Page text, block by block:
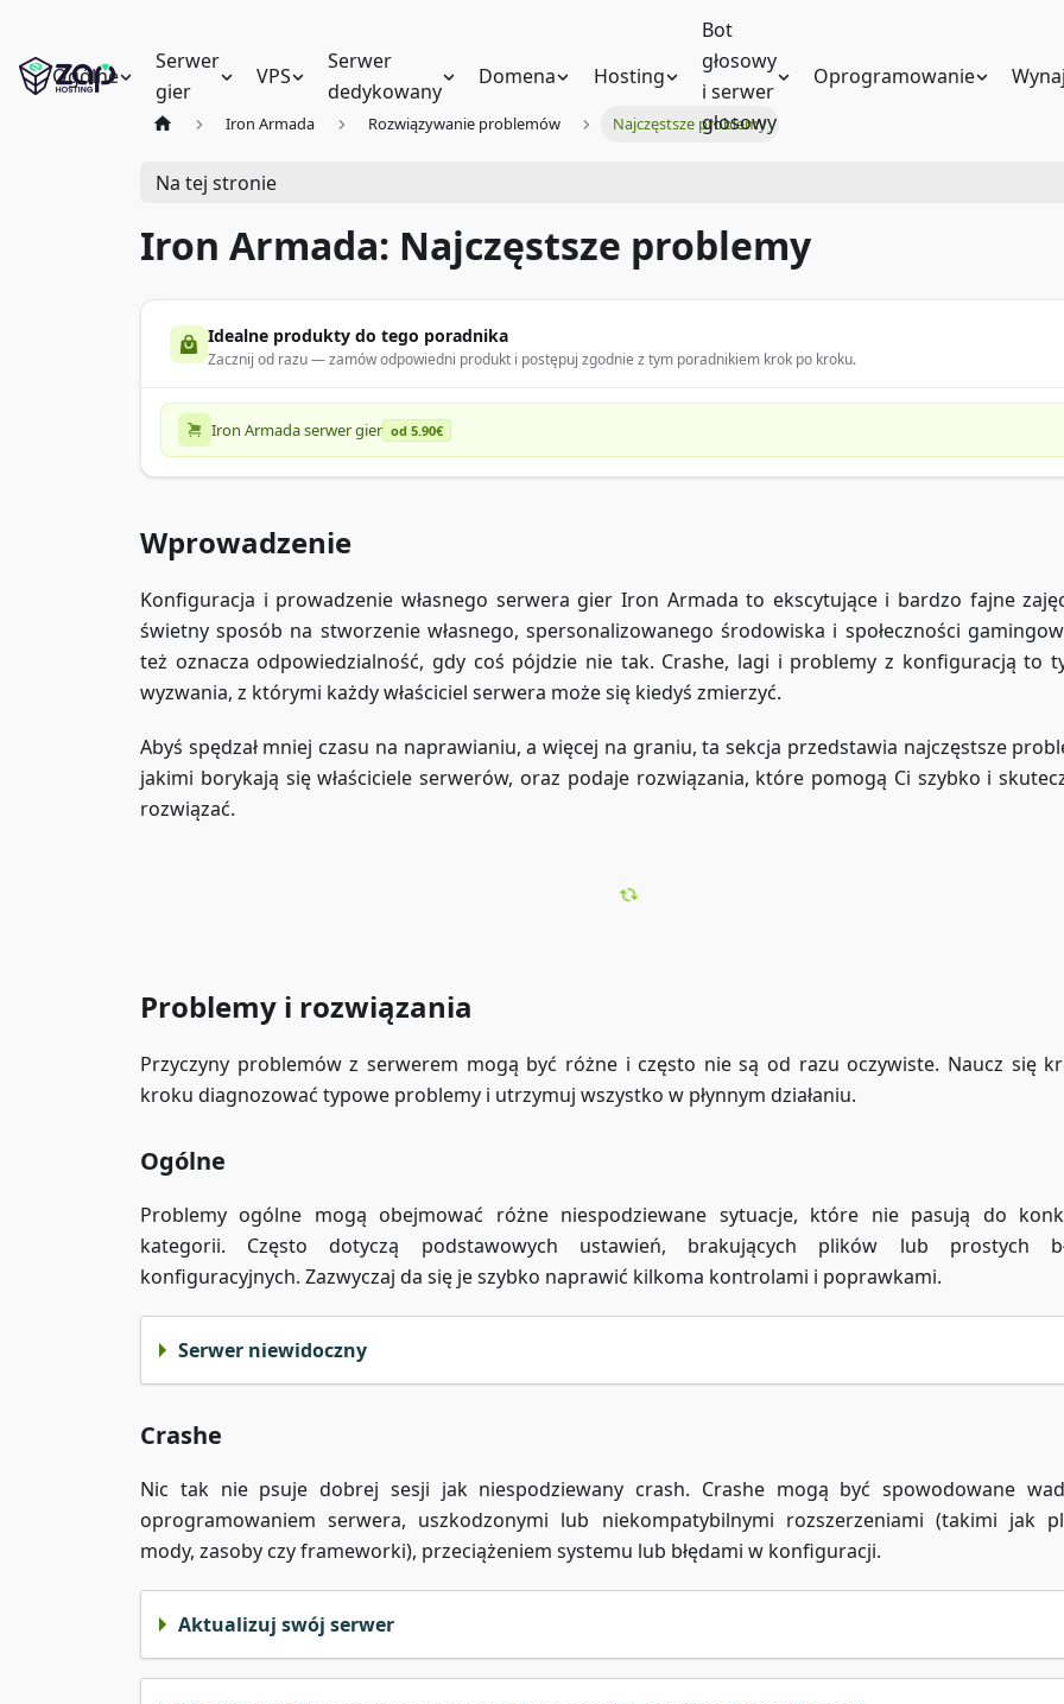
Ogólne
Serwer
gier
VPS
Serwer
dedykowany
Domena Hosting
Bot
głosowy
i serwer
głosowy
Oprogramowanie
Iron Armada Rozwiązywanie problemów Najczęstsze problemy
Na tej stronie
Iron Armada: Najczęstsze problemy
Idealne produkty do tego poradnika
Zacznij od razu — zamów odpowiedni produkt i postępuj zgodnie z tym poradnikiem krok po kroku.
Iron Armada serwer gier od 5.90€
Wprowadzenie
Konfiguracja i prowadzenie własnego serwera gier Iron Armada to ekscytujące i bardzo fajne
świetny sposób na stworzenie własnego, spersonalizowanego środowiska i społeczności
też oznacza odpowiedzialność, gdy coś pójdzie nie tak. Crashe, lagi i problemy z konfiguracją to
wyzwania, z którymi każdy właściciel serwera może się kiedyś zmierzyć.
Abyś spędzał mniej czasu na naprawianiu, a więcej na graniu, ta sekcja przedstawia najczęstsze
jakimi borykają się właściciele serwerów, oraz podaje rozwiązania, które pomogą Ci szybko i
rozwiązać.
Problemy i rozwiązania
Przyczyny problemów z serwerem mogą być różne i często nie są od razu oczywiste. Naucz się
kroku diagnozować typowe problemy i utrzymuj wszystko w płynnym działaniu.
Ogólne
Problemy ogólne mogą obejmować różne niespodziewane sytuacje, które nie pasują do
kategorii. Często dotyczą podstawowych ustawień, brakujących plików lub prostych
konfiguracyjnych. Zazwyczaj da się je szybko naprawić kilkoma kontrolami i poprawkami.
Serwer niewidoczny
Crashe
Nic tak nie psuje dobrej sesji jak niespodziewany crash. Crashe mogą być spowodowane
oprogramowaniem serwera, uszkodzonymi lub niekompatybilnymi rozszerzeniami (takimi jak
mody, zasoby czy frameworki), przeciążeniem systemu lub błędami w konfiguracji.
Aktualizuj swój serwer